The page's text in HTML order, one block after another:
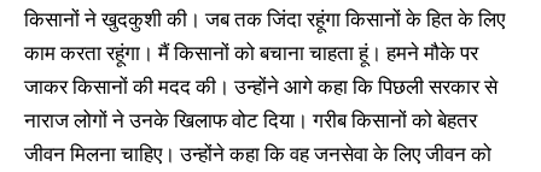
किसानों ने खुदकुशी की। जब तक जिंदा रहूंगा किसानों के हित के लिए
काम करता रहूंगा। मैं किसानों को बचाना चाहता हूं। हमने मौके पर
जाकर किसानों की मदद की। उन्होंने आगे कहा कि पिछली सरकार से
नाराज लोगों ने उनके खिलाफ वोट दिया। गरीब किसानों को बेहतर
जीवन मिलना चाहिए। उन्होंने कहा कि वह जनसेवा के लिए जीवन को